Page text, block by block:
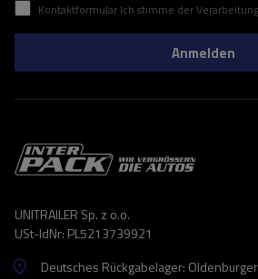
Kontaktformular Ich stimme der Verarbeitung meiner im Kontaktformular enthaltenen personenbezogenen Daten gemäß
Anmelden
UNITRAILER Sp. z o.o.
USt-IdNr: PL5213739921
Deutsches Rückgabelager: